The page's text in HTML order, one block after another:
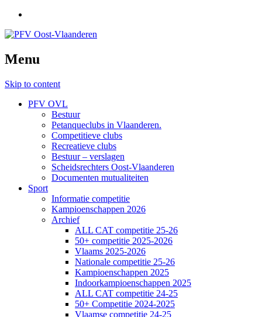
Menu
Skip to content
PFV OVL
Bestuur
Petanqueclubs in Vlaanderen.
Competitieve clubs
Recreatieve clubs
Bestuur – verslagen
Scheidsrechters Oost-Vlaanderen
Documenten mutualiteiten
Sport
Informatie competitie
Kampioenschappen 2026
Archief
ALL CAT competitie 25-26
50+ competitie 2025-2026
Vlaams 2025-2026
Nationale competitie 25-26
Kampioenschappen 2025
Indoorkampioenschappen 2025
ALL CAT competitie 24-25
50+ Competitie 2024-2025
Vlaamse competitie 24-25